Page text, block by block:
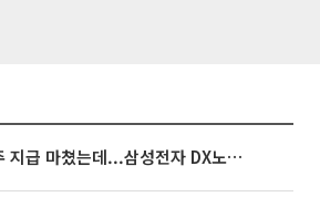
3445억 자사주 지급 마쳤는데...삼성전자 DX노조, 뒤늦은 '떼쓰기 집회'